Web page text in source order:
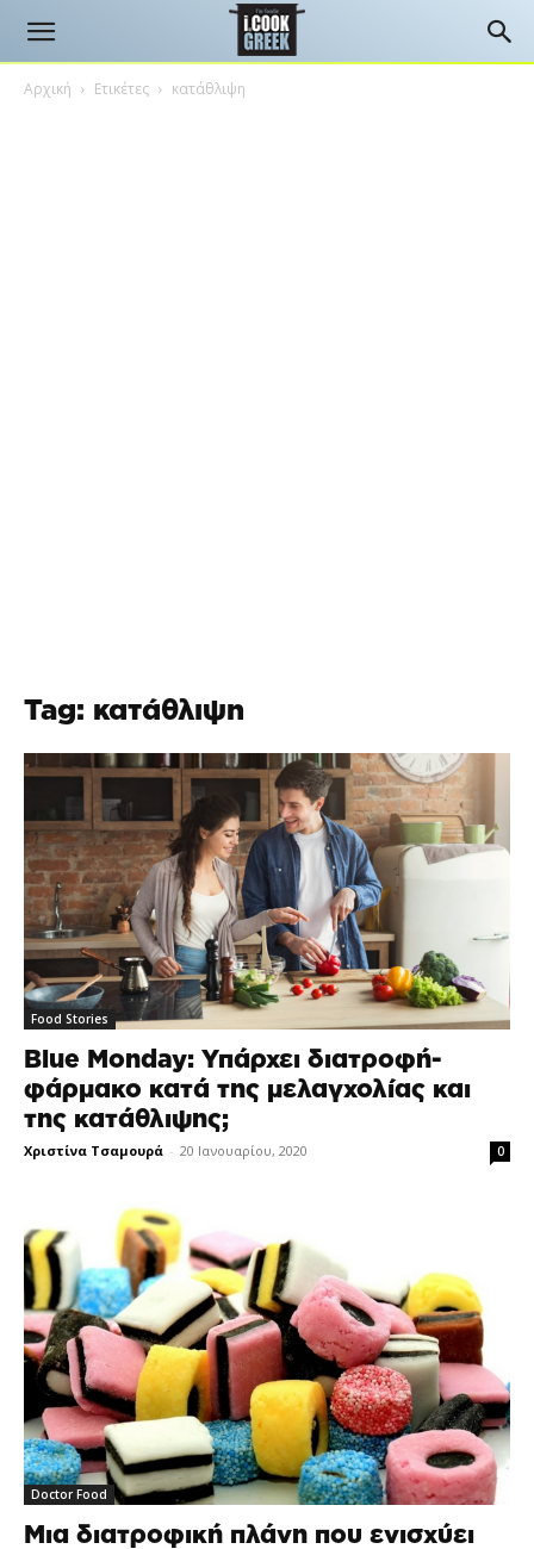
Αρχική Ετικέτες κατάθλιψη
Tag: κατάθλιψη
Food Stories
Blue Monday: Υπάρχει διατροφή-
φάρμακο κατά της μελαγχολίας και
της κατάθλιψης;
Χριστίνα Τσαμουρά - 20 Ιανουαρίου, 2020 0
Doctor Food
Μια διατροφική πλάνη που ενισχύει